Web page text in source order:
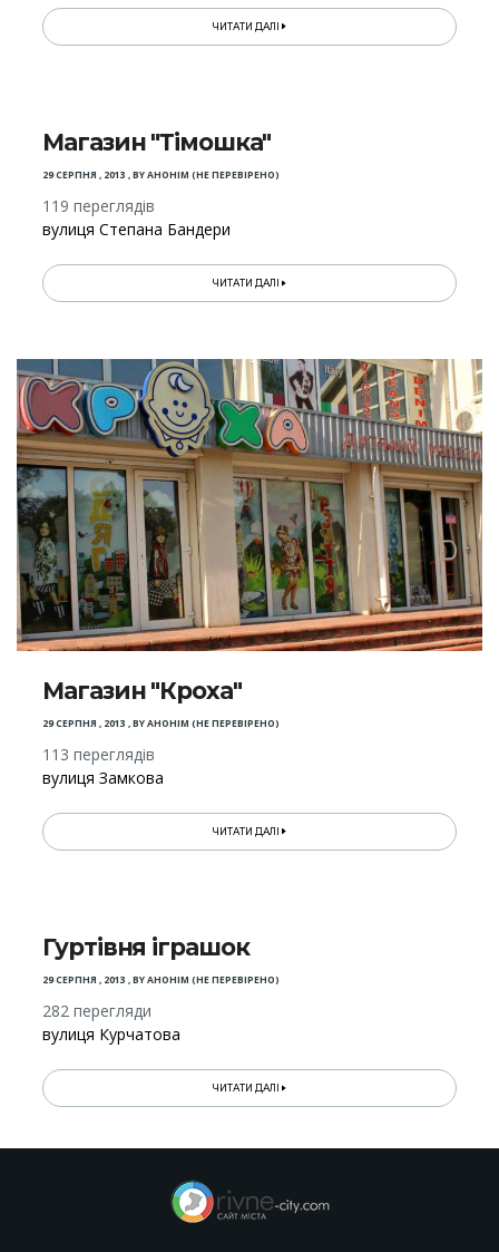
ЧИТАТИ ДАЛІ
Магазин "Тімошка"
29 СЕРПНЯ , 2013 ,BYАНОНІМ (НЕ ПЕРЕВІРЕНО)
119 переглядів
вулиця Степана Бандери
ЧИТАТИ ДАЛІ
Магазин "Кроха"
29 СЕРПНЯ , 2013 ,BYАНОНІМ (НЕ ПЕРЕВІРЕНО)
113 переглядів
вулиця Замкова
ЧИТАТИ ДАЛІ
Гуртівня іграшок
29 СЕРПНЯ , 2013 ,BYАНОНІМ (НЕ ПЕРЕВІРЕНО)
282 перегляди
вулиця Курчатова
ЧИТАТИ ДАЛІ